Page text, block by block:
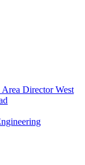
Director West